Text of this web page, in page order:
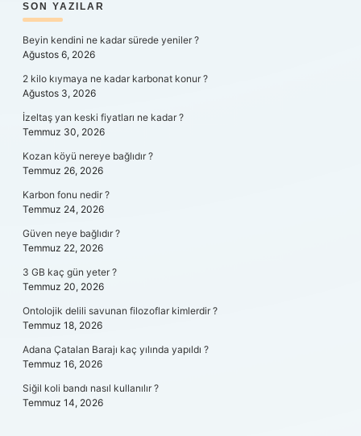
SIDEBAR
SON YAZILAR
Beyin kendini ne kadar sürede yeniler ?
Ağustos 6, 2026
2 kilo kıymaya ne kadar karbonat konur ?
Ağustos 3, 2026
İzeltaş yan keski fiyatları ne kadar ?
Temmuz 30, 2026
Kozan köyü nereye bağlıdır ?
Temmuz 26, 2026
Karbon fonu nedir ?
Temmuz 24, 2026
Güven neye bağlıdır ?
Temmuz 22, 2026
3 GB kaç gün yeter ?
Temmuz 20, 2026
Ontolojik delili savunan filozoflar kimlerdir ?
Temmuz 18, 2026
Adana Çatalan Barajı kaç yılında yapıldı ?
Temmuz 16, 2026
Siğil koli bandı nasıl kullanılır ?
Temmuz 14, 2026